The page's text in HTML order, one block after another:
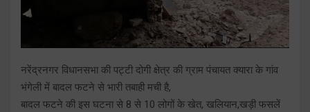
नरेंद्रनगर विधानसभा की पट्टी दोगी क्षेत्र की ग्राम पंचायत क्यारा के गांव
भंगेली में बादल फटने से भारी तबाही मची है,
बादल फटने की इस घटना से 8 से 10 लोगों के खेत, खलियान,खड़ी फसलें